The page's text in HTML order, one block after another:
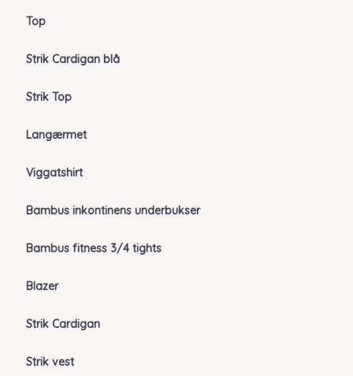
Top
Strik Cardigan blå
Strik Top
Langærmet
Viggatshirt
Bambus inkontinens underbukser
Bambus fitness 3/4 tights
Blazer
Strik Cardigan
Strik vest